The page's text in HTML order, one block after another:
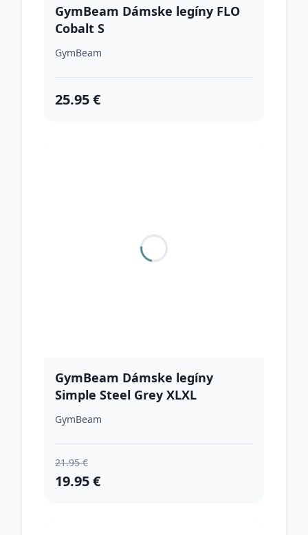
GymBeam Dámske legíny FLO
Cobalt S
GymBeam
25.95 €
GymBeam Dámske legíny
Simple Steel Grey XLXL
GymBeam
21.95 €
19.95 €